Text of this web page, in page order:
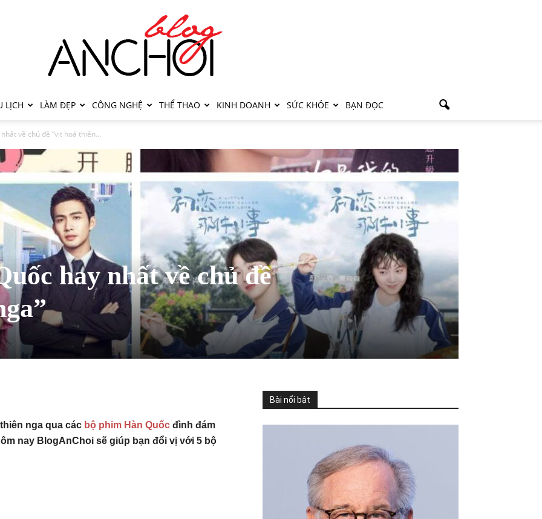
LỊCH LÀM ĐẸP CÔNG NGHỆ THỂ THAO KINH DOANH SỨC KHỎE BẠN ĐỌC
về chủ đề “vịt hoá thiên...
hay nhất về chủ đề
nga qua các bộ phim Hàn Quốc đình đám
nay BlogAnChoi sẽ giúp bạn đổi vị với 5 bộ
Bài nổi bật